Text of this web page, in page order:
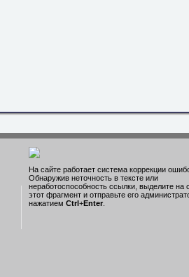
На сайте работает система коррекции
Обнаружив неточность в тексте или
неработоспособность ссылки, выделите на
этот фрагмент и отправьте его
нажатием Ctrl+Enter